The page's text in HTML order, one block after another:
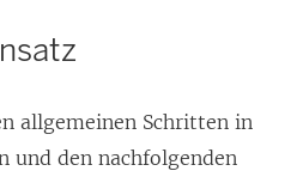
allgemeinen Schritten in
und den nachfolgenden